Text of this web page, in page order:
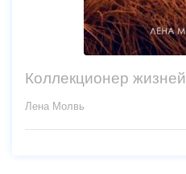
Коллекционер жизней
Лена Молвь